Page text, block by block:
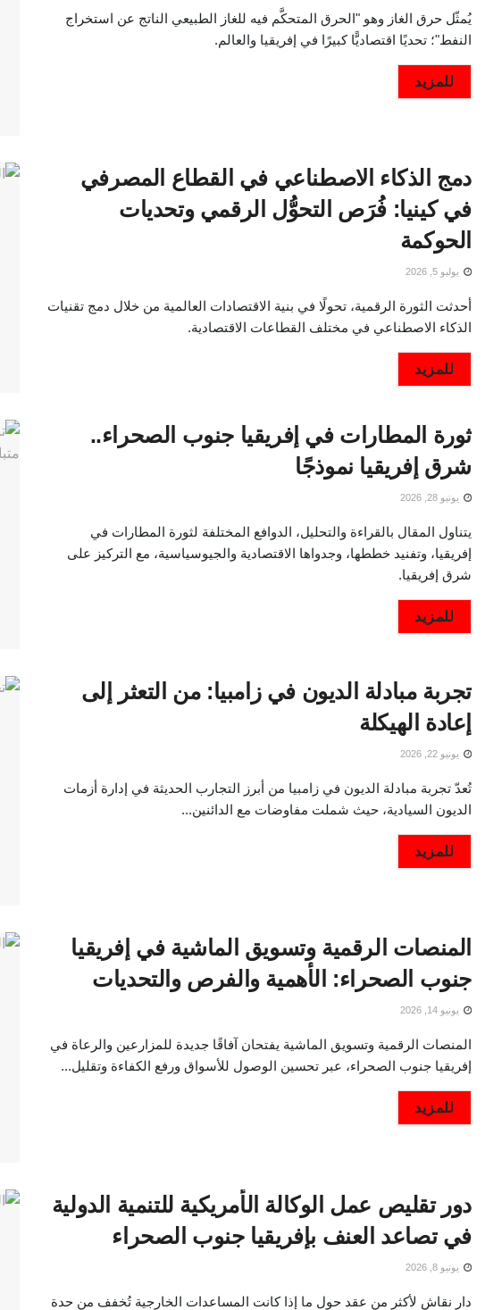
يُمثّل حرق الغاز وهو "الحرق المتحكَّم فيه للغاز الطبيعي الناتج عن استخراج
النفط"؛ تحديًا اقتصاديًّا كبيرًا في إفريقيا والعالم.
للمزيد
دمج الذكاء الاصطناعي في القطاع المصرفي
في كينيا: فُرَص التحوُّل الرقمي وتحديات
الحوكمة
يوليو 5, 2026
أحدثت الثورة الرقمية، تحولًا في بنية الاقتصادات العالمية من خلال دمج تقنيات
الذكاء الاصطناعي في مختلف القطاعات الاقتصادية.
للمزيد
ثورة المطارات في إفريقيا جنوب الصحراء..
شرق إفريقيا نموذجًا
يونيو 28, 2026
يتناول المقال بالقراءة والتحليل، الدوافع المختلفة لثورة المطارات في
إفريقيا، وتفنيد خططها، وجدواها الاقتصادية والجيوسياسية، مع التركيز على
شرق إفريقيا.
للمزيد
تجربة مبادلة الديون في زامبيا: من التعثر إلى
إعادة الهيكلة
يونيو 22, 2026
تُعدّ تجربة مبادلة الديون في زامبيا من أبرز التجارب الحديثة في إدارة أزمات
الديون السيادية، حيث شملت مفاوضات مع الدائنين...
للمزيد
المنصات الرقمية وتسويق الماشية في إفريقيا
جنوب الصحراء: الأهمية والفرص والتحديات
يونيو 14, 2026
المنصات الرقمية وتسويق الماشية يفتحان آفاقًا جديدة للمزارعين والرعاة في
إفريقيا جنوب الصحراء، عبر تحسين الوصول للأسواق ورفع الكفاءة وتقليل...
للمزيد
دور تقليص عمل الوكالة الأمريكية للتنمية الدولية
في تصاعد العنف بإفريقيا جنوب الصحراء
يونيو 8, 2026
دار نقاش لأكثر من عقد حول ما إذا كانت المساعدات الخارجية تُخفف من حدة